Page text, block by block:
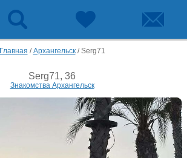
Главная /Архангельск/Serg71
Serg71, 36
Знакомства Архангельск